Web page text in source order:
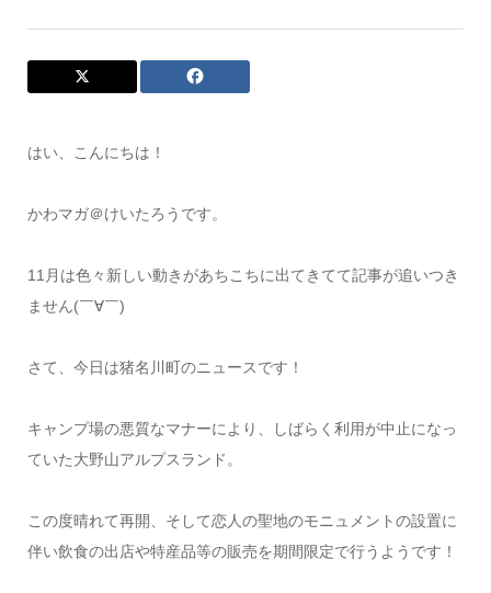
はい、こんにちは！
かわマガ＠けいたろうです。
11月は色々新しい動きがあちこちに出てきてて記事が追いつき
ません(￣∀￣)
さて、今日は猪名川町のニュースです！
キャンプ場の悪質なマナーにより、しばらく利用が中止になっ
ていた大野山アルプスランド。
この度晴れて再開、そして恋人の聖地のモニュメントの設置に
伴い飲食の出店や特産品等の販売を期間限定で行うようです！